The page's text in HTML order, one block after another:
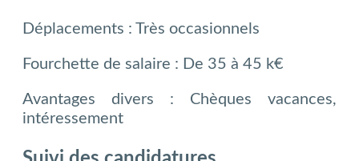
Déplacements : Très occasionnels
Fourchette de salaire : De 35 à 45 k€
Avantages divers : Chèques vacances,
intéressement